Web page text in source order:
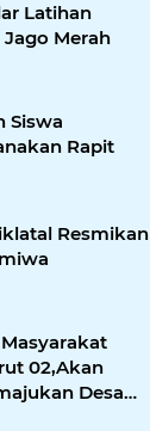
Latihan
Jago Merah
Rapit
Resmikan
02,Akan
Desa